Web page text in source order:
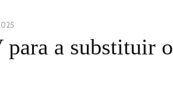
2025
para a substituir o